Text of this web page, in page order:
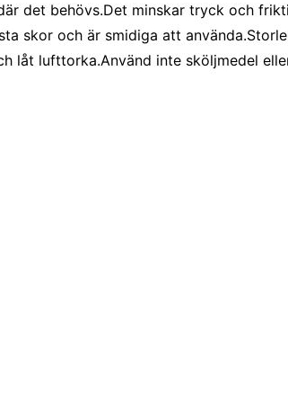
det behövs.Det minskar tryck och
skor och är smidiga att
låt lufttorka.Använd inte sköljmedel